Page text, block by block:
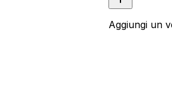
Aggiungi un